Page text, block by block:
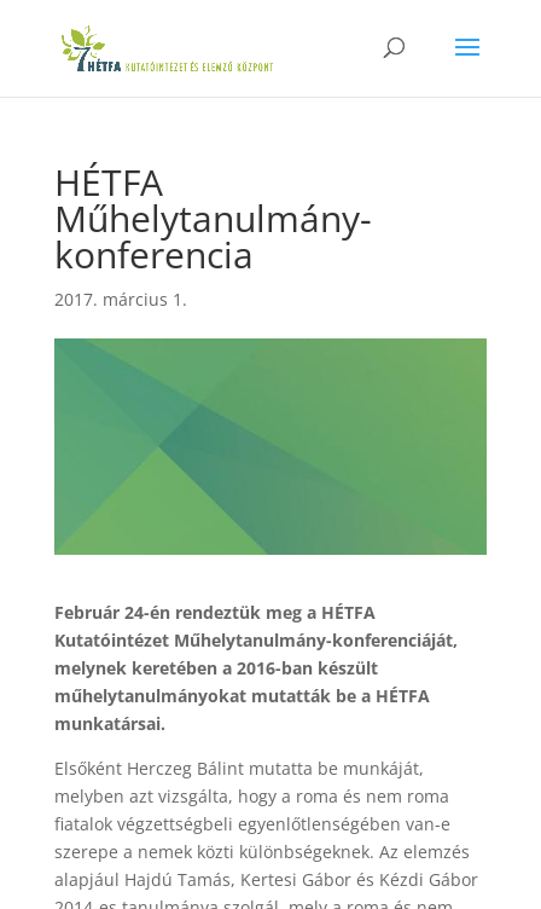
HÉTFA
Műhelytanulmány-
konferencia
2017. március 1.
Február 24-én rendeztük meg a HÉTFA
Kutatóintézet Műhelytanulmány-konferenciáját,
melynek keretében a 2016-ban készült
műhelytanulmányokat mutatták be a HÉTFA
munkatársai.
Elsőként Herczeg Bálint mutatta be munkáját,
melyben azt vizsgálta, hogy a roma és nem roma
fiatalok végzettségbeli egyenlőtlenségében van-e
szerepe a nemek közti különbségeknek. Az elemzés
alapjául Hajdú Tamás, Kertesi Gábor és Kézdi Gábor